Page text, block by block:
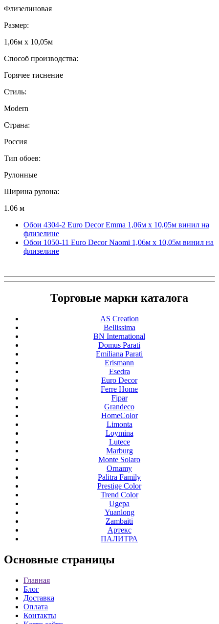
Флизелиновая
Размер:
1,06м х 10,05м
Способ производства:
Горячее тиснение
Стиль:
Modern
Страна:
Россия
Тип обоев:
Рулонные
Ширина рулона:
1.06 м
Обои 4304-2 Euro Decor Emma 1,06м х 10,05м винил на
флизелине
Обои 1050-11 Euro Decor Naomi 1,06м х 10,05м винил на
флизелине
Торговые марки каталога
AS Creation
Bellissima
BN International
Domus Parati
Emiliana Parati
Erismann
Esedra
Euro Decor
Ferre Home
Fipar
Grandeco
HomeColor
Limonta
Loymina
Lutece
Marburg
Monte Solaro
Ornamy
Palitra Family
Prestige Color
Trend Color
Ugepa
Yuanlong
Zambaiti
Артекс
ПАЛИТРА
Основные страницы
Главная
Блог
Доставка
Оплата
Контакты